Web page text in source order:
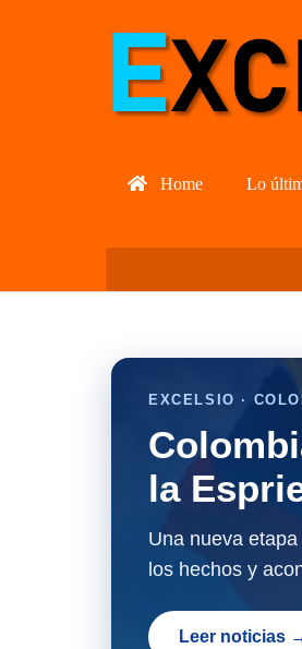
Home Lo
EXCELSIO ·
la
Una nueva
los hechos y
Leer noticias